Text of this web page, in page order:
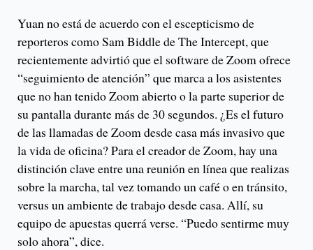
Yuan no está de acuerdo con el escepticismo de
reporteros como Sam Biddle de The Intercept, que
recientemente advirtió que el software de Zoom ofrece
“seguimiento de atención” que marca a los asistentes
que no han tenido Zoom abierto o la parte superior de
su pantalla durante más de 30 segundos. ¿Es el futuro
de las llamadas de Zoom desde casa más invasivo que
la vida de oficina? Para el creador de Zoom, hay una
distinción clave entre una reunión en línea que realizas
sobre la marcha, tal vez tomando un café o en tránsito,
versus un ambiente de trabajo desde casa. Allí, su
equipo de apuestas querrá verse. “Puedo sentirme muy
solo ahora”, dice.